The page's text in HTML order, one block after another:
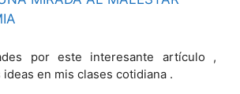
por este interesante artículo ,
en mis clases cotidiana .